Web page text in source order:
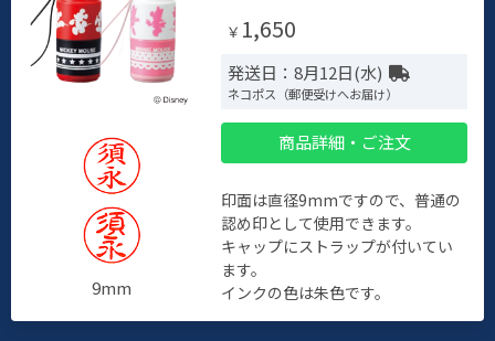
9mm
￥ 1,650
発送日：8月12日(水)
ネコポス（郵便受けへお届け）
商品詳細・ご注文
印面は直径9mmですので、普通の
認め印として使用できます。
キャップにストラップが付いてい
ます。
インクの色は朱色です。